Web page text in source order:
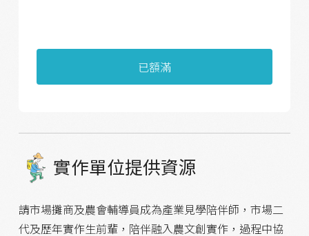
已額滿
實作單位提供資源
請市場攤商及農會輔導員成為產業見學陪伴師，市場二
代及歷年實作生前輩，陪伴融入農文創實作，過程中協